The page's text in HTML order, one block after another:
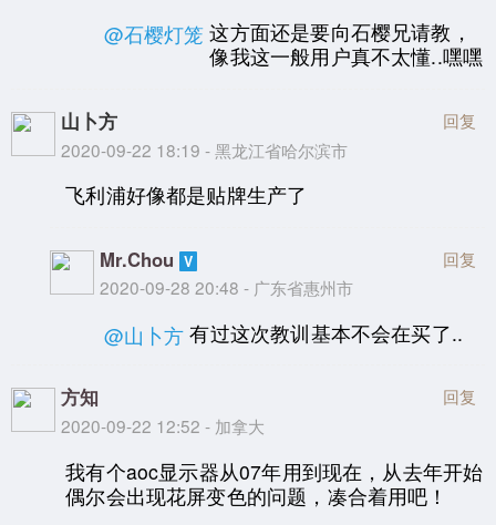
@石樱灯笼 这方面还是要向石樱兄请教，
像我这一般用户真不太懂..嘿嘿
山卜方
2020-09-22 18:19 - 黑龙江省哈尔滨市
回复
飞利浦好像都是贴牌生产了
Mr.Chou
2020-09-28 20:48 - 广东省惠州市
回复
@山卜方 有过这次教训基本不会在买了..
方知
2020-09-22 12:52 - 加拿大
回复
我有个aoc显示器从07年用到现在，从去年开始
偶尔会出现花屏变色的问题，凑合着用吧！